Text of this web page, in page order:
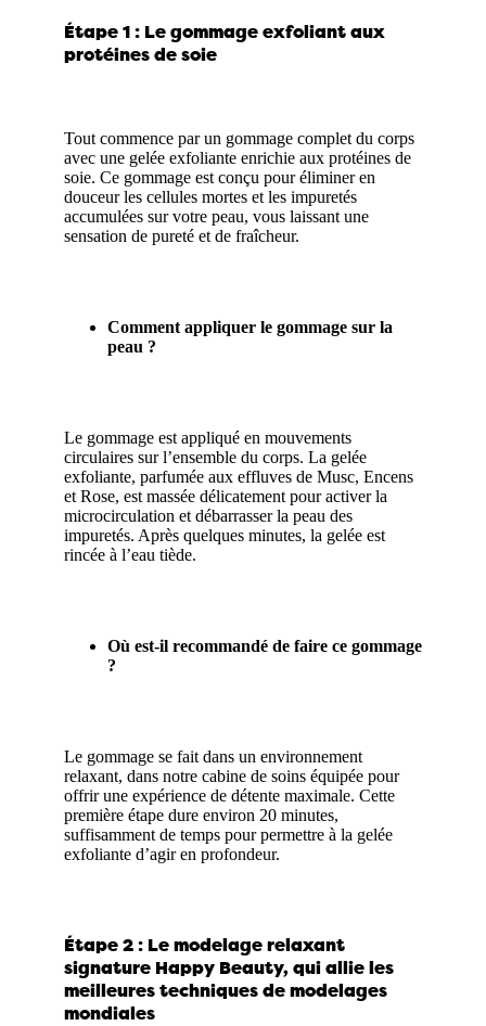
Étape 1 : Le gommage exfoliant aux
protéines de soie
Tout commence par un gommage complet du corps
avec une gelée exfoliante enrichie aux protéines de
soie. Ce gommage est conçu pour éliminer en
douceur les cellules mortes et les impuretés
accumulées sur votre peau, vous laissant une
sensation de pureté et de fraîcheur.
Comment appliquer le gommage sur la
peau ?
Le gommage est appliqué en mouvements
circulaires sur l’ensemble du corps. La gelée
exfoliante, parfumée aux effluves de Musc, Encens
et Rose, est massée délicatement pour activer la
microcirculation et débarrasser la peau des
impuretés. Après quelques minutes, la gelée est
rincée à l’eau tiède.
Où est-il recommandé de faire ce gommage
?
Le gommage se fait dans un environnement
relaxant, dans notre cabine de soins équipée pour
offrir une expérience de détente maximale. Cette
première étape dure environ 20 minutes,
suffisamment de temps pour permettre à la gelée
exfoliante d’agir en profondeur.
Étape 2 : Le modelage relaxant
signature Happy Beauty, qui allie les
meilleures techniques de modelages
mondiales